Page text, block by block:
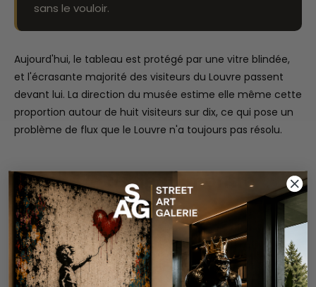
sans le vouloir.
Aujourd'hui, le tableau est protégé par une vitre blindée,
et l'écrasante majorité des visiteurs du Louvre passent
devant lui. La direction du musée estime elle même cette
proportion autour de huit visiteurs sur dix, ce qui pose un
problème de flux que le Louvre n'a toujours pas résolu.
Ce que le tableau montre
vraiment